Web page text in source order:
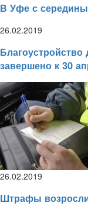
В Уфе с
26.02.2019
завершено к 30
26.02.2019
Штрафы